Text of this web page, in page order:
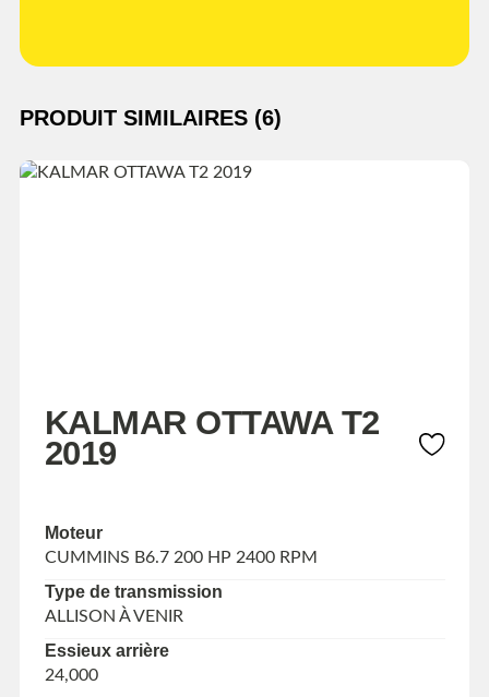
PRODUIT SIMILAIRES (6)
KALMAR OTTAWA T2
2019
Moteur
CUMMINS B6.7 200 HP 2400 RPM
Type de transmission
ALLISON À VENIR
Essieux arrière
24,000